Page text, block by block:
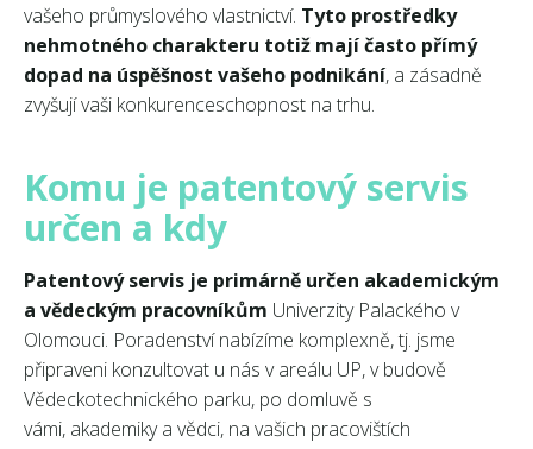
vašeho průmyslového vlastnictví. Tyto prostředky
nehmotného charakteru totiž mají často přímý
dopad na úspěšnost vašeho podnikání, a zásadně
zvyšujívaši konkurenceschopnost na trhu.
Komu je patentový servis
určen a kdy
Patentový servis je primárně určen akademickým
a vědeckým pracovníkům Univerzity Palackého v
Olomouci. Poradenstvínabízíme komplexně, tj. jsme
připraveni konzultovat u nás v areálu UP, v budově
Vědeckotechnického parku, po domluvě s
vámi, akademiky a vědci, na vašich pracovištích